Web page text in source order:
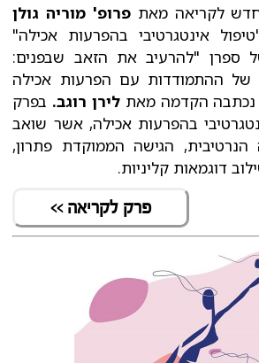
לקריאה מאתפרופ' מוריה גולן
אינטגרטיבי בהפרעות אכילה"
ספרן "להרעיב את הזאב שבפנים:
של ההתמודדות עם הפרעות אכילה
נכתבה הקדמה מאת לירן רוגב. בפרק
בהפרעות אכילה, אשר שואב
הגישה הממוקדת פתרון,
פרק לקריאה >>